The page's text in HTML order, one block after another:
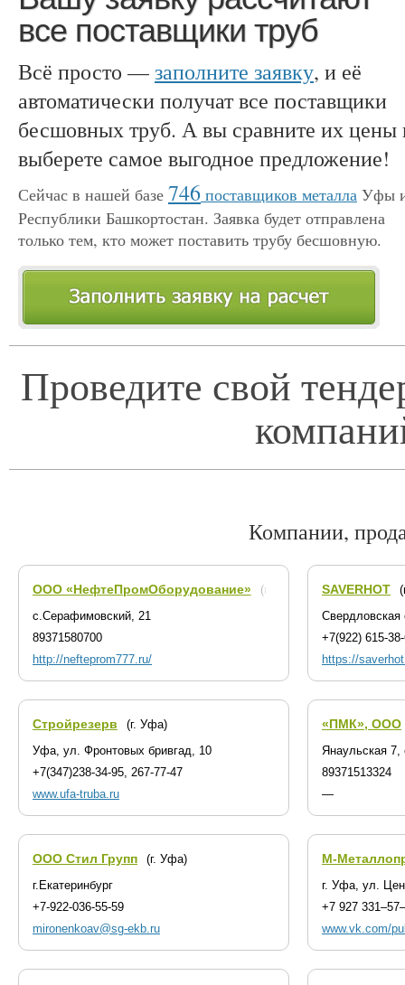
все поставщики труб
Всё просто —заполните заявку, и её
автоматически получат все поставщики
бесшовных труб. А вы сравните их цены
выберете самое выгодное предложение!
Сейчас в нашей базе 746 поставщиков металла Уфы
Республики Башкортостан. Заявка будет отправлена
только тем, кто может поставить трубу бесшовную.
Проведите свой
Компании,
ООО «НефтеПромОборудование»
(г. Октябрьский)
с.Серафимовский, 21
89371580700
http://nefteprom777.ru/
SAVERHOT
Свердловская
+7(922) 615-
https://
Стройрезерв
(г. Уфа)
Уфа, ул. Фронтовых бривгад, 10
+7(347)238-34-95, 267-77-47
www.ufa-truba.ru
«ПМК», ООО
Янаульская 7,
89371513324
—
ООО Стил Групп
(г. Уфа)
г.Екатеринбург
+7-922-036-55-59
mironenkoav@sg-ekb.ru
М-
г. Уфа, ул.
+7 927
www.vk.com/